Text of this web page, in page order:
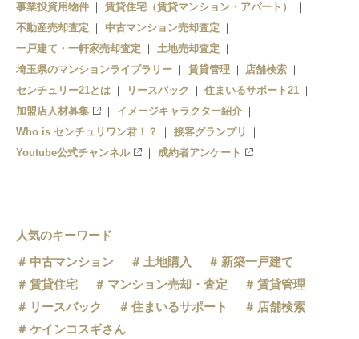
事業投資用物件
賃貸住宅（賃貸マンション・アパート）
不動産売却査定
中古マンション売却査定
一戸建て・一軒家売却査定
土地売却査定
埼玉県のマンションライブラリー
賃貸管理
店舗検索
センチュリー21とは
リースバック
住まいるサポート21
加盟店人材募集
イメージキャラクター紹介
Who is センチュリワン君！？
接客グランプリ
Youtube公式チャンネル
成約者アンケート
人気のキーワード
中古マンション
土地購入
新築一戸建て
賃貸住宅
マンション売却・査定
賃貸管理
リースバック
住まいるサポート
店舗検索
ケインコスギさん